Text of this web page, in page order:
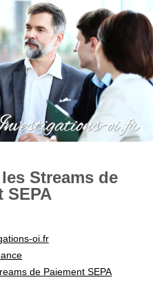
Streams de
SEPA
oi.fr
de Paiement SEPA